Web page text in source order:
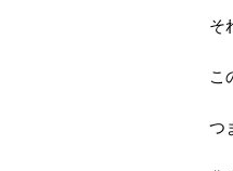
そ
こ
つ